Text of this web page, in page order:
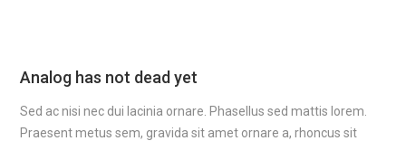
Analog has not dead yet
Sed ac nisi nec dui lacinia ornare. Phasellus sed mattis lorem.
Praesent metus sem, gravida sit amet ornare a, rhoncus sit